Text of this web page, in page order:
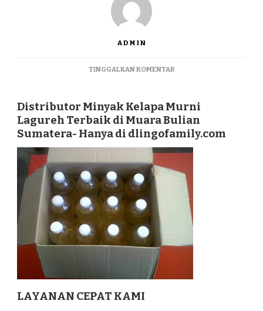
ADMIN
TINGGALKAN KOMENTARPADA
KELAPA
MURNI
LAGUREH
TERBAIK
DI
BULIAN
SUMATERA
Distributor Minyak Kelapa Murni
Lagureh Terbaik di Muara Bulian
Sumatera- Hanya di dlingofamily.com
LAYANAN CEPAT KAMI